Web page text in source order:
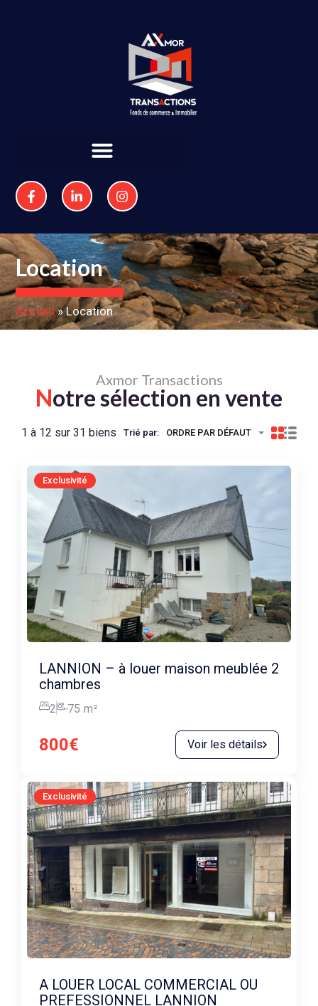
Location
Accueil»Location
Axmor Transactions
Notre sélection en vente
1 à 12 sur 31 biens Trié par: ORDRE PAR DÉFAUT
Exclusivité
LANNION – à louer maison meublée 2
chambres
2 75 m²
800€ Voir les détails
Exclusivité
A LOUER LOCAL COMMERCIAL OU
PREFESSIONNEL LANNION